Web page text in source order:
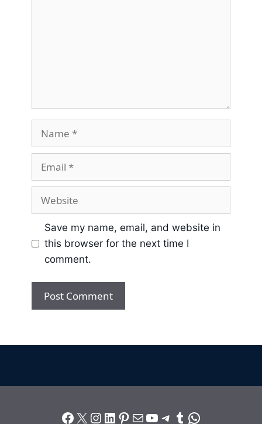
Save my name, email, and website in
this browser for the next time I
comment.